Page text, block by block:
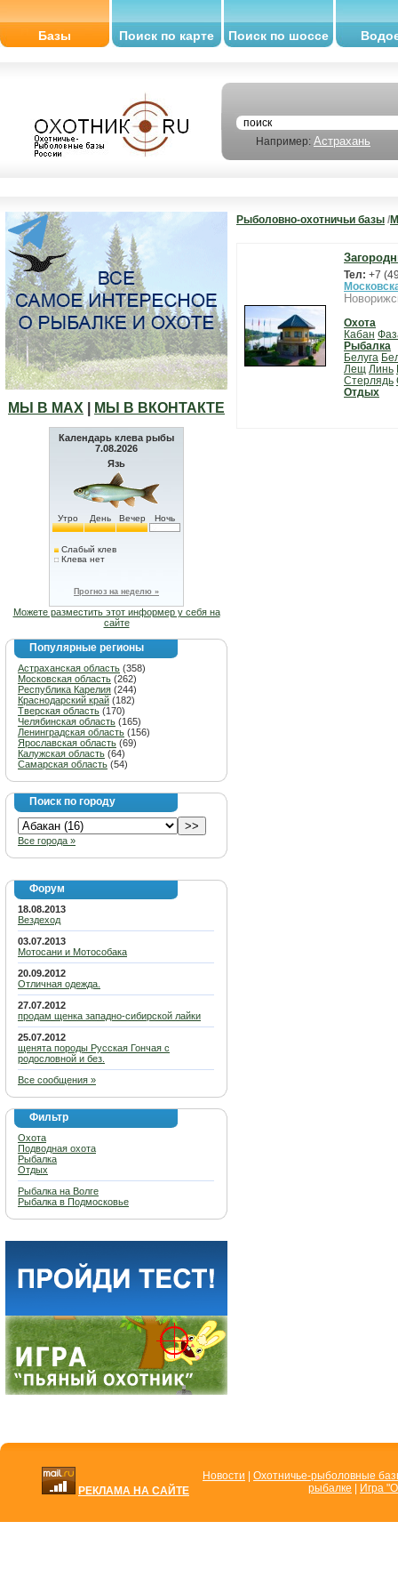
Базы Поиск по карте Поиск по шоссе
Например: Астрахань
МЫ В МАХ МЫ В ВКОНТАКТЕ
Календарь клева рыбы
7.08.2026
Язь
Утро День Вечер Ночь
Слабый клев
Клева нет
Прогноз на неделю »
Можете разместить этот информер у себя на
сайте
Популярные регионы
Астраханская область (358)
Московская область (262)
Республика Карелия (244)
Краснодарский край (182)
Тверская область (170)
Челябинская область (165)
Ленинградская область (156)
Ярославская область (69)
Калужская область (64)
Самарская область (54)
Поиск по городу
Все города »
Форум
18.08.2013
Вездеход
03.07.2013
Мотосани и Мотособака
20.09.2012
Отличная одежда.
27.07.2012
продам щенка западно-сибирской лайки
25.07.2012
щенята породы Русская Гончая с
родословной и без.
Все сообщения »
Фильтр
Охота
Подводная охота
Рыбалка
Отдых
Рыбалка на Волге
Рыбалка в Подмосковье
Рыболовно-охотничьи базы /
Тел: +7
Охота
Кабан
Рыбалка
Белуга
Лещ Линь
Стерлядь
Отдых
РЕКЛАМА НА САЙТЕ
Новости
Охотничье-рыболовные
рыбалке
Игра